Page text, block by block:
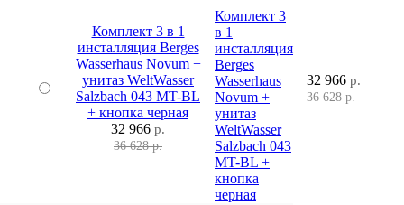
Комплект 3 в 1
инсталляция Berges
Wasserhaus Novum +
унитаз WeltWasser
Salzbach 043 MT-BL
+ кнопка черная
32 966 р.
36 628 р.
Комплект 3
в 1
инсталляция
Berges
Wasserhaus
Novum +
унитаз
WeltWasser
Salzbach 043
MT-BL +
кнопка
черная
32 966 р.
36 628 р.